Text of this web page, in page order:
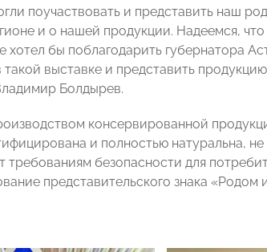
поучаствовать и представить наш
и о нашей продукции. Надеемся,
хотел бы поблагодарить губернатора
выставке и представить
Болдырев.
консервированной
и полностью натуральна,
требованиям безопасности для
представительского знака «Родом